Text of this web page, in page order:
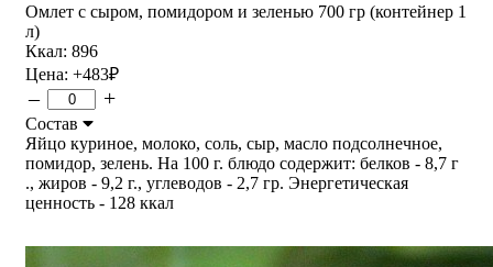
Омлет с сыром, помидором и зеленью 700 гр (контейнер 1
л)
Ккал: 896
Цена: +483₽
– +
Состав
Яйцо куриное, молоко, соль, сыр, масло подсолнечное,
помидор, зелень. На 100 г. блюдо содержит: белков - 8,7 г
., жиров - 9,2 г., углеводов - 2,7 гр. Энергетическая
ценность - 128 ккал